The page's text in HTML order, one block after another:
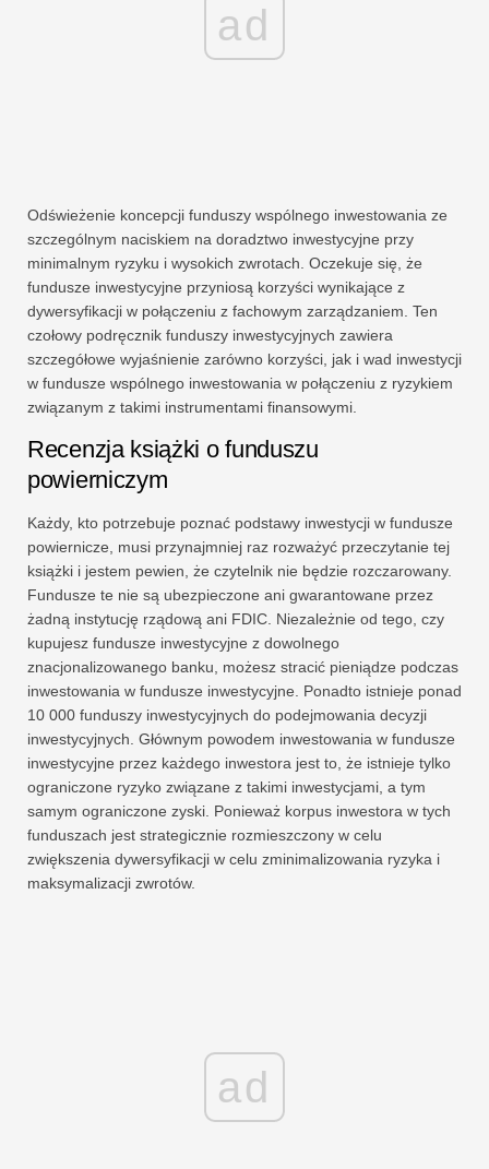
ad
Odświeżenie koncepcji funduszy wspólnego inwestowania ze
szczególnym naciskiem na doradztwo inwestycyjne przy
minimalnym ryzyku i wysokich zwrotach. Oczekuje się, że
fundusze inwestycyjne przyniosą korzyści wynikające z
dywersyfikacji w połączeniu z fachowym zarządzaniem. Ten
czołowy podręcznik funduszy inwestycyjnych zawiera
szczegółowe wyjaśnienie zarówno korzyści, jak i wad inwestycji
w fundusze wspólnego inwestowania w połączeniu z ryzykiem
związanym z takimi instrumentami finansowymi.
Recenzja książki o funduszu
powierniczym
Każdy, kto potrzebuje poznać podstawy inwestycji w fundusze
powiernicze, musi przynajmniej raz rozważyć przeczytanie tej
książki i jestem pewien, że czytelnik nie będzie rozczarowany.
Fundusze te nie są ubezpieczone ani gwarantowane przez
żadną instytucję rządową ani FDIC. Niezależnie od tego, czy
kupujesz fundusze inwestycyjne z dowolnego
znacjonalizowanego banku, możesz stracić pieniądze podczas
inwestowania w fundusze inwestycyjne. Ponadto istnieje ponad
10 000 funduszy inwestycyjnych do podejmowania decyzji
inwestycyjnych. Głównym powodem inwestowania w fundusze
inwestycyjne przez każdego inwestora jest to, że istnieje tylko
ograniczone ryzyko związane z takimi inwestycjami, a tym
samym ograniczone zyski. Ponieważ korpus inwestora w tych
funduszach jest strategicznie rozmieszczony w celu
zwiększenia dywersyfikacji w celu zminimalizowania ryzyka i
maksymalizacji zwrotów.
ad